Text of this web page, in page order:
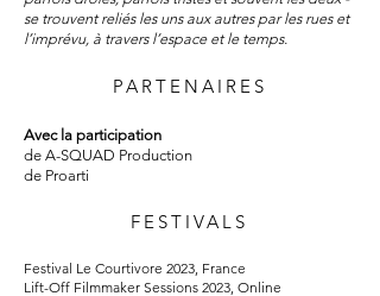
se trouvent reliés les uns aux autres par les rues et
l’imprévu, à travers l’espace et le temps.
PARTENAIRES
Avec la participation
de A-SQUAD Production
de Proarti
FESTIVALS
Festival Le Courtivore 2023, France
Lift-Off Filmmaker Sessions 2023, Online